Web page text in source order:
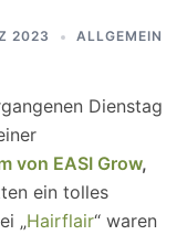
2023 ALLGEMEIN
Dienstag
von EASI Grow,
ein tolles
„Hairflair“ waren